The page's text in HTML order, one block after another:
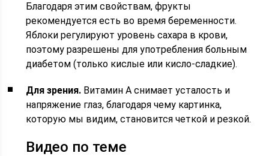
Благодаря этим свойствам, фрукты
рекомендуется есть во время беременности.
Яблоки регулируют уровень сахара в крови,
поэтому разрешены для употребления больным
диабетом (только кислые или кисло-сладкие).
Для зрения. Витамин А снимает усталость и
напряжение глаз, благодаря чему картинка,
которую мы видим, становится четкой и резкой.
Видео по теме